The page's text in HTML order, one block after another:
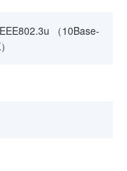
（10Base-